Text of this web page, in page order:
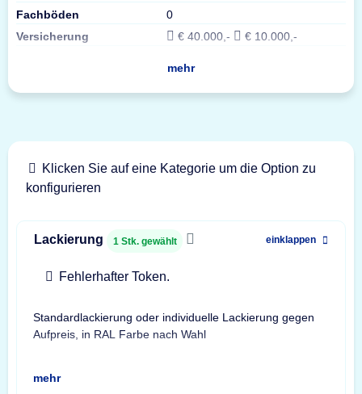
Fachböden
0
Versicherung
€ 40.000,- € 10.000,-
mehr
Klicken Sie auf eine Kategorie um die Option zu
konfigurieren
Lackierung 1 Stk. gewählt einklappen
Fehlerhafter Token.
Standardlackierung oder individuelle Lackierung gegen
Aufpreis, in RAL Farbe nach Wahl
mehr